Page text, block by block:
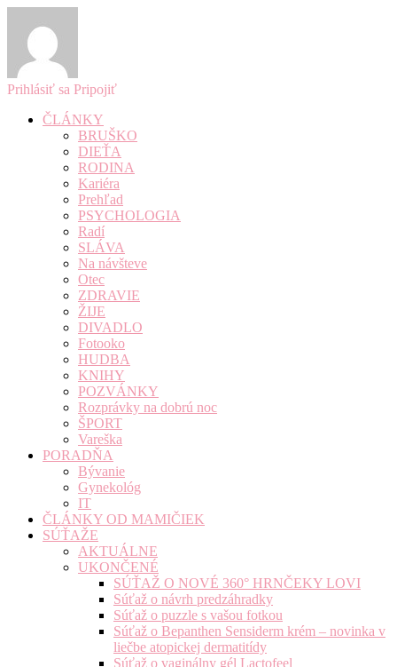
Prihlásiť sa Pripojiť
ČLÁNKY
BRUŠKO
DIEŤA
RODINA
Kariéra
Prehľad
PSYCHOLOGIA
Radí
SLÁVA
Na návšteve
Otec
ZDRAVIE
ŽIJE
DIVADLO
Fotooko
HUDBA
KNIHY
POZVÁNKY
Rozprávky na dobrú noc
ŠPORT
Vareška
PORADŇA
Bývanie
Gynekológ
IT
ČLÁNKY OD MAMIČIEK
SÚŤAŽE
AKTUÁLNE
UKONČENÉ
SÚŤAŽ O NOVÉ 360° HRNČEKY LOVI
Súťaž o návrh predzáhradky
Súťaž o puzzle s vašou fotkou
Súťaž o Bepanthen Sensiderm krém – novinka v
liečbe atopickej dermatitídy
Súťaž o vaginálny gél Lactofeel